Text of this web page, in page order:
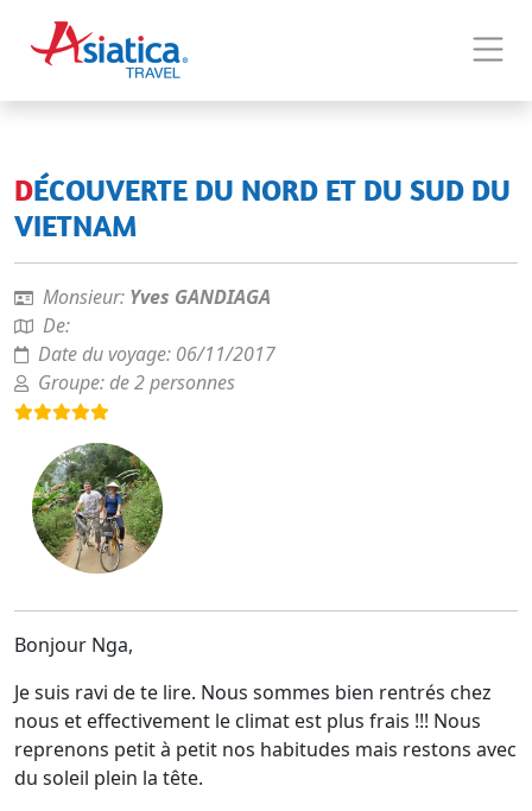
DÉCOUVERTE DU NORD ET DU SUD DU
VIETNAM
Monsieur: Yves GANDIAGA
De:
Date du voyage: 06/11/2017
Groupe:de 2 personnes
Bonjour Nga,
Je suis ravi de te lire. Nous sommes bien rentrés chez
nous et effectivement le climat est plus frais !!! Nous
reprenons petit à petit nos habitudes mais restons avec
du soleil plein la tête.